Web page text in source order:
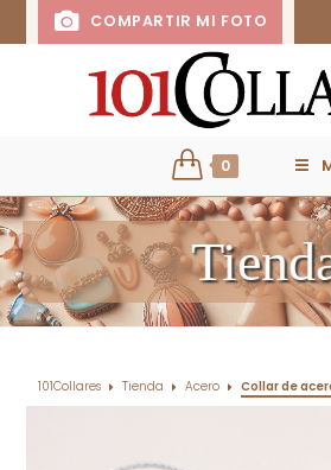
COMPARTIR MI FOTO
0
101Collares Tienda Acero Collar de